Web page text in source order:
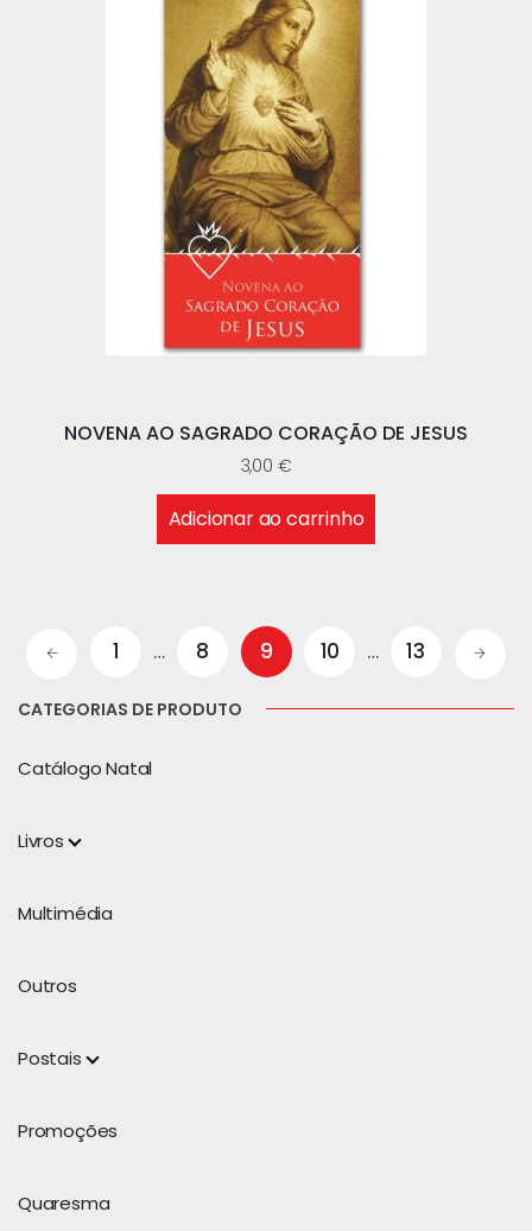
NOVENA AO SAGRADO CORAÇÃO DE JESUS
3,00 €
Adicionar ao carrinho
1 … 8 9 10 … 13
CATEGORIAS DE PRODUTO
Catálogo Natal
Livros
Multimédia
Outros
Postais
Promoções
Quaresma